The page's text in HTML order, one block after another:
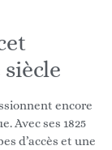
encore
Avec ses 1825
d’accès et une